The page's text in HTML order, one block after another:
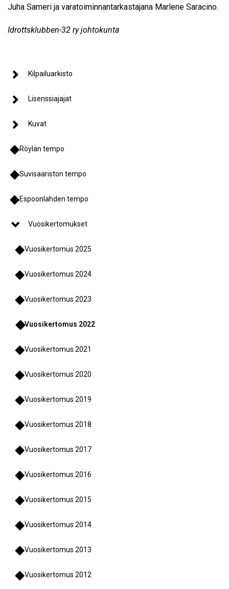
Juha Sameri ja varatoiminnantarkastajana Marlene Saracino.
Idrottsklubben-32 ry johtokunta
Kilpailuarkisto
Lisenssiajajat
Kuvat
Röylän tempo
Suvisaariston tempo
Espoonlahden tempo
Vuosikertomukset
Vuosikertomus 2025
Vuosikertomus 2024
Vuosikertomus 2023
Vuosikertomus 2022
Vuosikertomus 2021
Vuosikertomus 2020
Vuosikertomus 2019
Vuosikertomus 2018
Vuosikertomus 2017
Vuosikertomus 2016
Vuosikertomus 2015
Vuosikertomus 2014
Vuosikertomus 2013
Vuosikertomus 2012